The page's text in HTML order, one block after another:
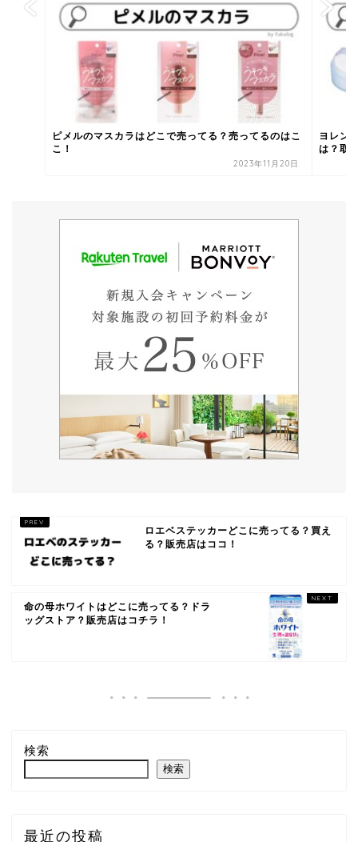
ピメルのマスカラはどこで売ってる？売ってるのはこ
こ！
2023年11月20日
ヨレン
は？取
ロエベステッカーどこに売ってる？買え
る？販売店はココ！
命の母ホワイトはどこに売ってる？ドラ
ッグストア？販売店はコチラ！
検索
検索
最近の投稿